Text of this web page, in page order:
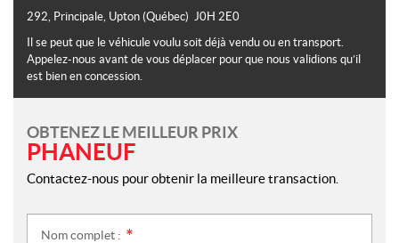
292, Principale, Upton (Québec) J0H 2E0
Il se peut que le véhicule voulu soit déjà vendu ou en transport.
Appelez-nous avant de vous déplacer pour que nous validions qu’il
est bien en concession.
OBTENEZ LE MEILLEUR PRIX
PHANEUF
Contactez-nous pour obtenir la meilleure transaction.
Nom complet :